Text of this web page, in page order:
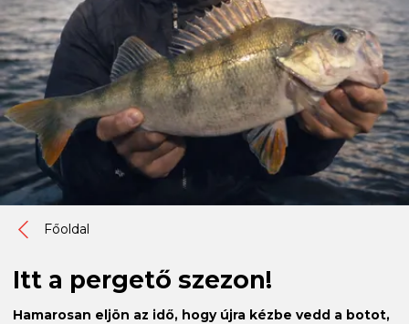
Főoldal
Itt a pergető szezon!
Hamarosan eljön az idő, hogy újra kézbe vedd a botot,